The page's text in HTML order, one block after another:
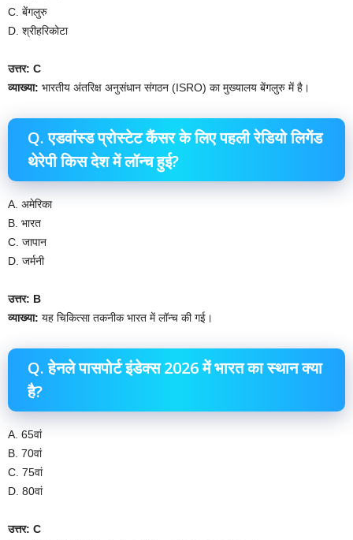
C. बेंगलुरु
D. श्रीहरिकोटा
उत्तर: C
व्याख्या: भारतीय अंतरिक्ष अनुसंधान संगठन (ISRO) का मुख्यालय बेंगलुरु में है।
Q. एडवांस्ड प्रोस्टेट कैंसर के लिए पहली रेडियो लिगेंड
थेरेपी किस देश में लॉन्च हुई?
A. अमेरिका
B. भारत
C. जापान
D. जर्मनी
उत्तर: B
व्याख्या: यह चिकित्सा तकनीक भारत में लॉन्च की गई।
Q. हेनले पासपोर्ट इंडेक्स 2026 में भारत का स्थान क्या
है?
A. 65वां
B. 70वां
C. 75वां
D. 80वां
उत्तर: C